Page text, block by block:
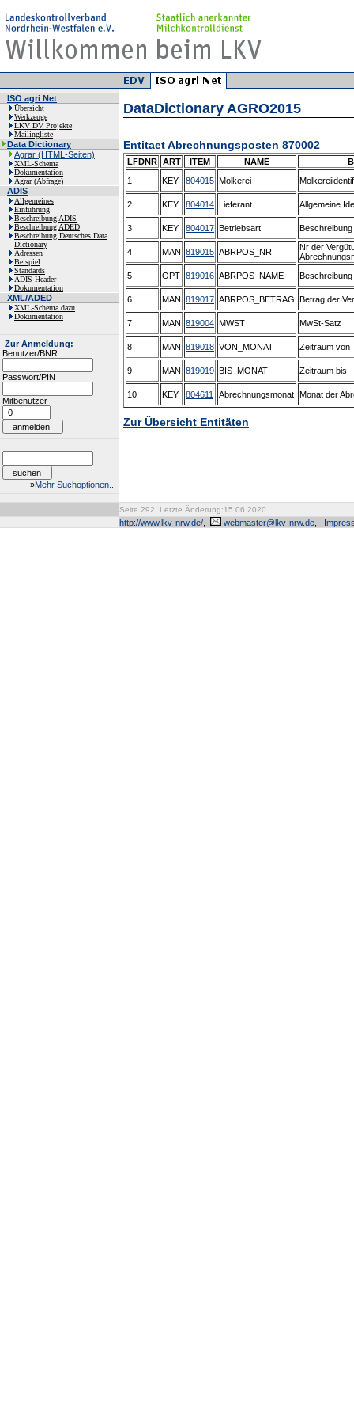
ISO agri Net
Übersicht
Werkzeuge
LKV DV Projekte
Mailingliste
Data Dictionary
Agrar (HTML-Seiten)
XML-Schema
Dokumentation
Agrar (Abfrage)
ADIS
Allgemeines
Einführung
Beschreibung ADIS
Beschreibung ADED
Beschreibung Deutsches Data
Dictionary
Adressen
Beispiel
Standards
ADIS Header
Dokumentation
XML/ADED
XML-Schema dazu
Dokumentation
Zur Anmeldung:
Benutzer/BNR
Passwort/PIN
Mitbenutzer
»Mehr Suchoptionen...
DataDictionary AGRO2015
Entitaet Abrechnungsposten 870002
LFDNR ART ITEM NAME
1
KEY 804015 Molkerei
2 KEY 804014 Lieferant Allgemeine
3 KEY 804017 Betriebsart Beschreibung
4 MAN 819015 ABRPOS_NR
Nr der
5
OPT 819016 ABRPOS_NAME
6 MAN 819017 ABRPOS_BETRAG Betrag der
7 MAN 819004 MWST MwSt-Satz
8 MAN 819018 VON_MONAT Zeitraum von
9 MAN 819019 BIS_MONAT Zeitraum bis
10 KEY 804611 Abrechnungsmonat Monat der
Zur Übersicht Entitäten
Seite 292, Letzte Änderung:15.06.2020
http://www.lkv-nrw.de/ webmaster@lkv-nrw.de